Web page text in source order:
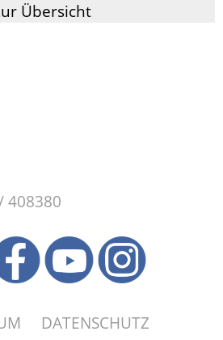
Übersicht
408380
DATENSCHUTZ